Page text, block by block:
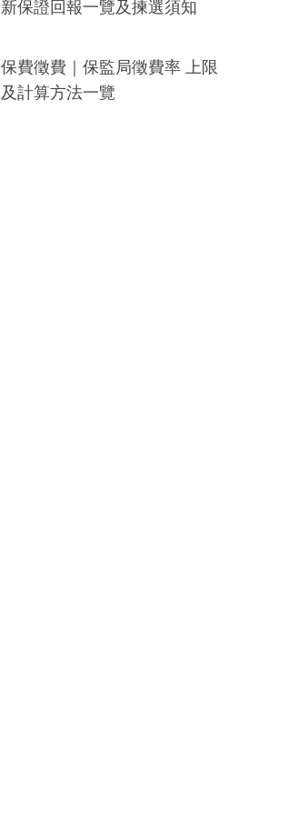
新保證回報一覽及揀選須知
保費徵費｜保監局徵費率 上限
及計算方法一覽